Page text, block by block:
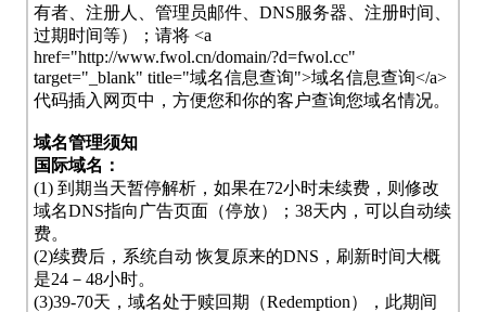
有者、注册人、管理员邮件、DNS服务器、注册时间、
过期时间等）；请将 <a
href="http://www.fwol.cn/domain/?d=fwol.cc"
target="_blank" title="域名信息查询">域名信息查询</a>
代码插入网页中，方便您和你的客户查询您域名情况。
域名管理须知
国际域名：
(1) 到期当天暂停解析，如果在72小时未续费，则修改
域名DNS指向广告页面（停放）；38天内，可以自动续
费。
(2)续费后，系统自动 恢复原来的DNS，刷新时间大概
是24－48小时。
(3)39-70天，域名处于赎回期（Redemption），此期间